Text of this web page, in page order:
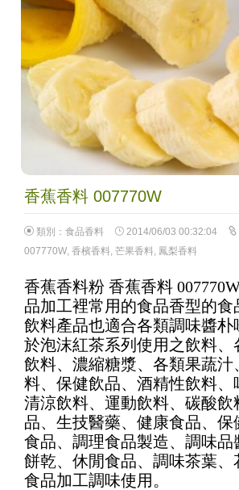
香蕉香料 007770W
類別： 食品香料 2014/06/03 00:32:04
007770W, 香檳香料, 芒果香料, 鳳梨香料
香蕉香料粉 香蕉香料
品加工裡常用的食品香型的食
飲料產品也適合各類調味醬朴
於泡沫紅茶系列使用之飲料、
飲料、濃縮糖漿、各類果蔬汁
料、保健飲品、酒精性飲料、
清涼飲料、運動飲料、碳酸飲
品、生技醫藥、健康食品、保
食品、調理食品製造、調味品
餅乾、休閒食品、調味茶葉、
食品加工調味使用。